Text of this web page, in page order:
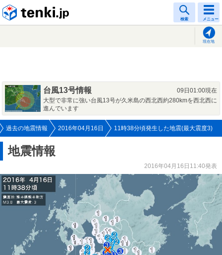
検索 メニュー
現在地
台風13号情報
09日01:00現在
大型で非常に強い台風13号が久米島の西北西約280kmを西北西に
進んでいます
過去の地震情報 2016年04月16日 11時38分頃発生した地震(最大震度3)
地震情報
2016年04月16日11:40発表